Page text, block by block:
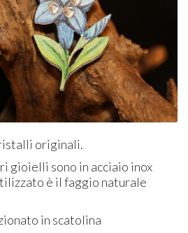
originali.
gioielli sono in acciaio inox
è il faggio naturale
in scatolina